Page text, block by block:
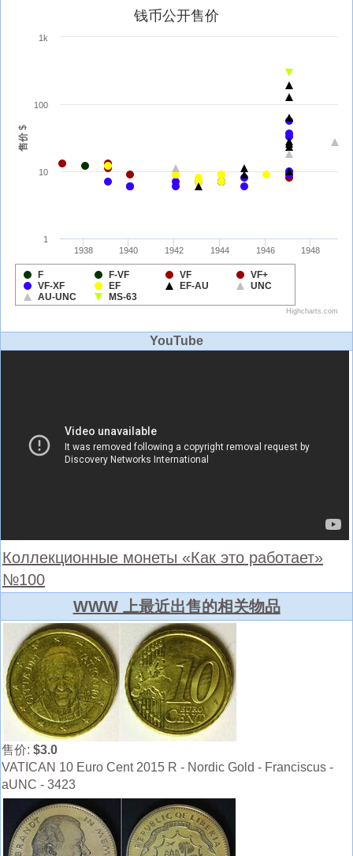
YouTube
Коллекционные монеты «Как это работает»
№100
WWW 上最近出售的相关物品
售价: $3.0
VATICAN 10 Euro Cent 2015 R - Nordic Gold - Franciscus -
aUNC - 3423